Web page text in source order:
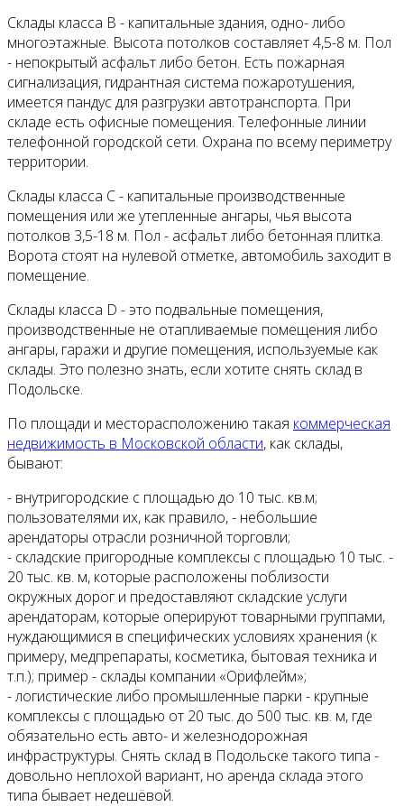
Склады класса В - капитальные здания, одно- либо
многоэтажные. Высота потолков составляет 4,5-8 м. Пол
- непокрытый асфальт либо бетон. Есть пожарная
сигнализация, гидрантная система пожаротушения,
имеется пандус для разгрузки автотранспорта. При
складе есть офисные помещения. Телефонные линии
телефонной городской сети. Охрана по всему периметру
территории.
Склады класса С - капитальные производственные
помещения или же утепленные ангары, чья высота
потолков 3,5-18 м. Пол - асфальт либо бетонная плитка.
Ворота стоят на нулевой отметке, автомобиль заходит в
помещение.
Склады класса D - это подвальные помещения,
производственные не отапливаемые помещения либо
ангары, гаражи и другие помещения, используемые как
склады. Это полезно знать, если хотите снять склад в
Подольске.
По площади и месторасположению такая коммерческая
недвижимость в Московской области, как склады,
бывают:
- внутригородские с площадью до 10 тыс. кв.м;
пользователями их, как правило, - небольшие
арендаторы отрасли розничной торговли;
- складские пригородные комплексы с площадью 10 тыс. -
20 тыс. кв. м, которые расположены поблизости
окружных дорог и предоставляют складские услуги
арендаторам, которые оперируют товарными группами,
нуждающимися в специфических условиях хранения (к
примеру, медпрепараты, косметика, бытовая техника и
т.п.); пример - склады компании «Орифлейм»;
- логистические либо промышленные парки - крупные
комплексы с площадью от 20 тыс. до 500 тыс. кв. м, где
обязательно есть авто- и железнодорожная
инфраструктуры. Снять склад в Подольске такого типа -
довольно неплохой вариант, но аренда склада этого
типа бывает недешёвой.